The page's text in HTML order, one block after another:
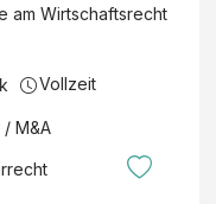
am Wirtschaftsrecht
Vollzeit
M&A